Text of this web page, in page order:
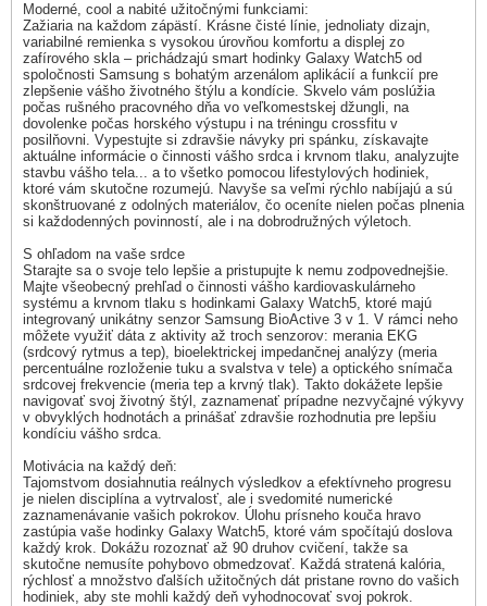
Moderné, cool a nabité užitočnými funkciami:
Zažiaria na každom zápästí. Krásne čisté línie, jednoliaty dizajn,
variabilné remienka s vysokou úrovňou komfortu a displej zo
zafírového skla – prichádzajú smart hodinky Galaxy Watch5 od
spoločnosti Samsung s bohatým arzenálom aplikácií a funkcií pre
zlepšenie vášho životného štýlu a kondície. Skvelo vám poslúžia
počas rušného pracovného dňa vo veľkomestskej džungli, na
dovolenke počas horského výstupu i na tréningu crossfitu v
posilňovni. Vypestujte si zdravšie návyky pri spánku, získavajte
aktuálne informácie o činnosti vášho srdca i krvnom tlaku, analyzujte
stavbu vášho tela... a to všetko pomocou lifestylových hodiniek,
ktoré vám skutočne rozumejú. Navyše sa veľmi rýchlo nabíjajú a sú
skonštruované z odolných materiálov, čo oceníte nielen počas plnenia
si každodenných povinností, ale i na dobrodružných výletoch.
S ohľadom na vaše srdce
Starajte sa o svoje telo lepšie a pristupujte k nemu zodpovednejšie.
Majte všeobecný prehľad o činnosti vášho kardiovaskulárneho
systému a krvnom tlaku s hodinkami Galaxy Watch5, ktoré majú
integrovaný unikátny senzor Samsung BioActive 3 v 1. V rámci neho
môžete využiť dáta z aktivity až troch senzorov: merania EKG
(srdcový rytmus a tep), bioelektrickej impedančnej analýzy (meria
percentuálne rozloženie tuku a svalstva v tele) a optického snímača
srdcovej frekvencie (meria tep a krvný tlak). Takto dokážete lepšie
navigovať svoj životný štýl, zaznamenať prípadne nezvyčajné výkyvy
v obvyklých hodnotách a prinášať zdravšie rozhodnutia pre lepšiu
kondíciu vášho srdca.
Motivácia na každý deň:
Tajomstvom dosiahnutia reálnych výsledkov a efektívneho progresu
je nielen disciplína a vytrvalosť, ale i svedomité numerické
zaznamenávanie vašich pokrokov. Úlohu prísneho kouča hravo
zastúpia vaše hodinky Galaxy Watch5, ktoré vám spočítajú doslova
každý krok. Dokážu rozoznať až 90 druhov cvičení, takže sa
skutočne nemusíte pohybovo obmedzovať. Každá stratená kalória,
rýchlosť a množstvo ďalších užitočných dát pristane rovno do vašich
hodiniek, aby ste mohli každý deň vyhodnocovať svoj pokrok.